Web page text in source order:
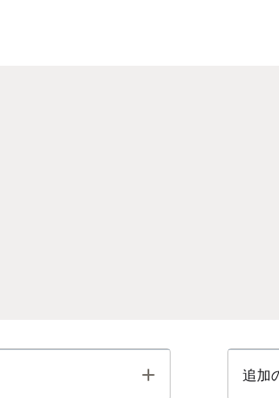
Toggle 追加